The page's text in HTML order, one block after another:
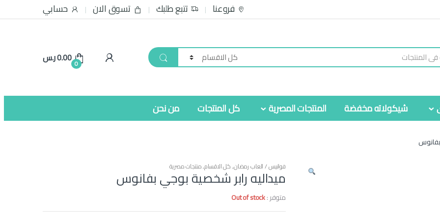
فروعنا تتبع طلبك تسوق الان حسابي
0
0.00ر.س
شيكولاته مخفضة المنتجات المصرية كل المنتجات من نحن
فوانيس / العاب رمضان,كل الاقسام,منتجات مصرية
ميداليه رابر شخصية بوجي بفانوس
متوفر :Out of stock